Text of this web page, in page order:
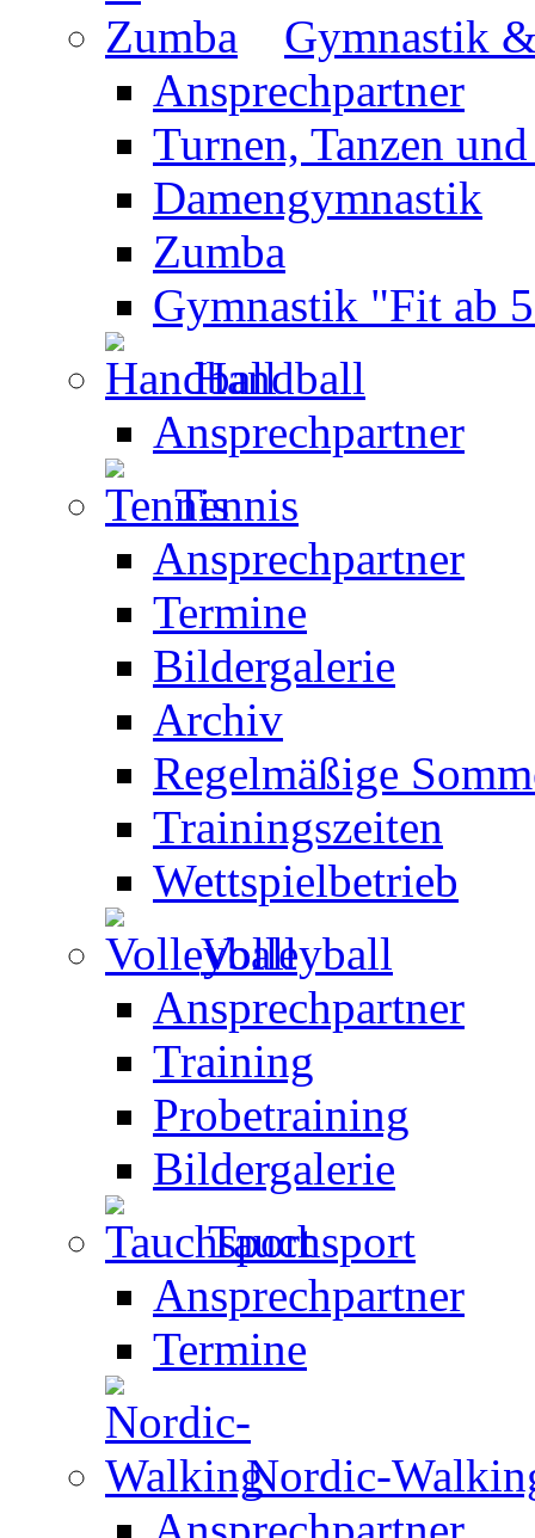
Gymnastik
Ansprechpartner
Turnen, Tanzen
Damengymnastik
Zumba
Gymnastik "Fit ab
Handball
Ansprechpartner
Tennis
Ansprechpartner
Termine
Bildergalerie
Archiv
Regelmäßige
Trainingszeiten
Wettspielbetrieb
Volleyball
Ansprechpartner
Training
Probetraining
Bildergalerie
Tauchsport
Ansprechpartner
Termine
Nordic-